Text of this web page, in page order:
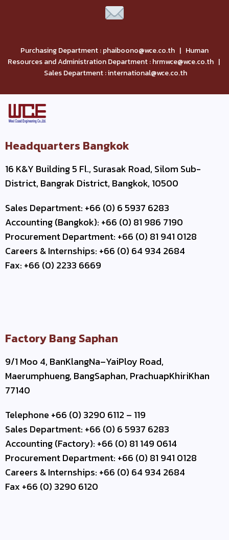
Purchasing Department : phaiboono@wce.co.th | Human
Resources and Administration Department : hrmwce@wce.co.th |
Sales Department : international@wce.co.th
Headquarters Bangkok
16 K&Y Building 5 Fl., Surasak Road, Silom Sub-
District, Bangrak District, Bangkok, 10500
Sales Department: +66 (0) 6 5937 6283
Accounting (Bangkok): +66 (0) 81 986 7190
Procurement Department: +66 (0) 81 941 0128
Careers & Internships: +66 (0) 64 934 2684
Fax: +66 (0) 2233 6669
Factory Bang Saphan
9/1 Moo 4, BanKlangNa–YaiPloy Road,
Maerumphueng, BangSaphan, PrachuapKhiriKhan
77140
Telephone +66 (0) 3290 6112 – 119
Sales Department: +66 (0) 6 5937 6283
Accounting (Factory): +66 (0) 81 149 0614
Procurement Department: +66 (0) 81 941 0128
Careers & Internships: +66 (0) 64 934 2684
Fax +66 (0) 3290 6120